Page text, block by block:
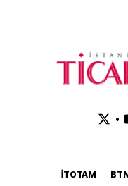
•
İTOTAM